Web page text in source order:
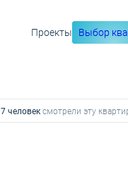
Проекты Выбор
Ипотекаот 19
7 человексмотрели эту